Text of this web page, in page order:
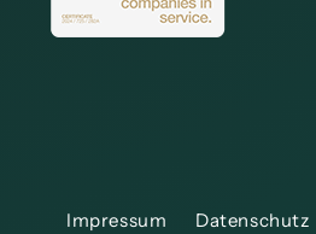
Impressum Datenschutz